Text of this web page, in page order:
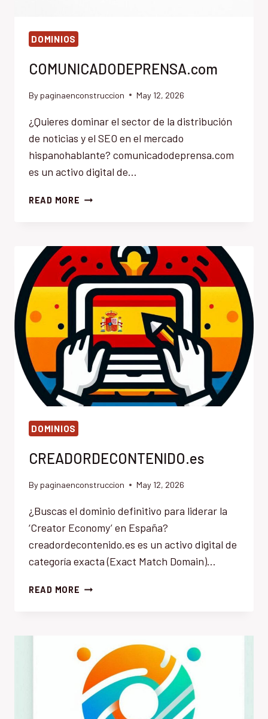
DOMINIOS
COMUNICADODEPRENSA.com
By paginaenconstruccion May 12, 2026
¿Quieres dominar el sector de la distribución
de noticias y el SEO en el mercado
hispanohablante? comunicadodeprensa.com
es un activo digital de…
READ MORE COMUNICADODEPRENSA.COM
DOMINIOS
CREADORDECONTENIDO.es
By paginaenconstruccion May 12, 2026
¿Buscas el dominio definitivo para liderar la
‘Creator Economy’ en España?
creadordecontenido.es es un activo digital de
categoría exacta (Exact Match Domain)…
READ MORE CREADORDECONTENIDO.ES